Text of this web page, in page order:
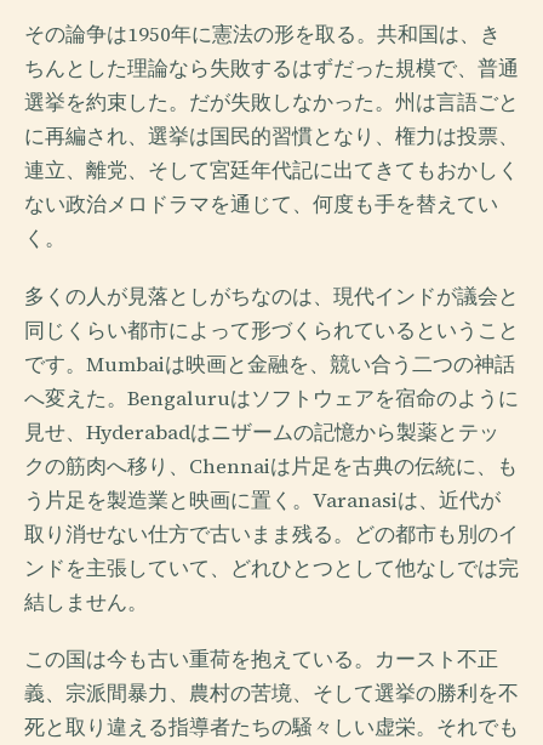
その論争は1950年に憲法の形を取る。共和国は、き
ちんとした理論なら失敗するはずだった規模で、普通
選挙を約束した。だが失敗しなかった。州は言語ごと
に再編され、選挙は国民的習慣となり、権力は投票、
連立、離党、そして宮廷年代記に出てきてもおかしく
ない政治メロドラマを通じて、何度も手を替えてい
く。
多くの人が見落としがちなのは、現代インドが議会と
同じくらい都市によって形づくられているということ
です。Mumbaiは映画と金融を、競い合う二つの神話
へ変えた。Bengaluruはソフトウェアを宿命のように
見せ、Hyderabadはニザームの記憶から製薬とテッ
クの筋肉へ移り、Chennaiは片足を古典の伝統に、も
う片足を製造業と映画に置く。Varanasiは、近代が
取り消せない仕方で古いまま残る。どの都市も別のイ
ンドを主張していて、どれひとつとして他なしでは完
結しません。
この国は今も古い重荷を抱えている。カースト不正
義、宗派間暴力、農村の苦境、そして選挙の勝利を不
死と取り違える指導者たちの騒々しい虚栄。それでも